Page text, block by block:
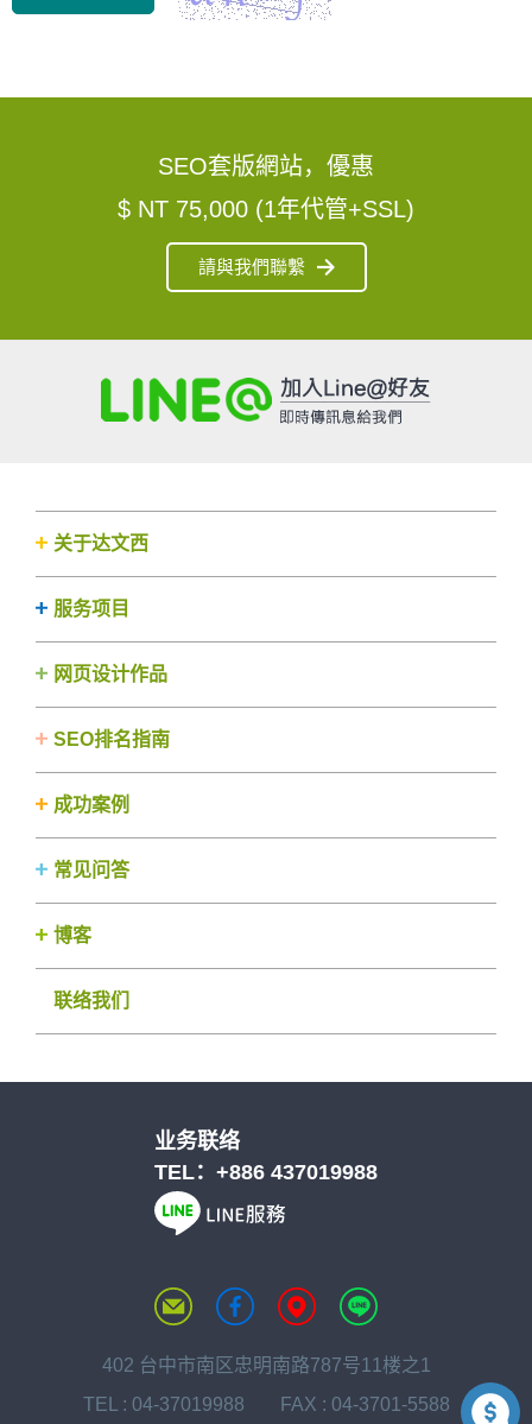
SEO套版網站，優惠
$ NT 75,000 (1年代管+SSL)
請與我們聯繫
关于达文西
服务项目
网页设计作品
SEO排名指南
成功案例
常见问答
博客
联络我们
业务联络
TEL： +886 437019988
402 台中市南区忠明南路787号11楼之1
TEL : 04-37019988 FAX : 04-3701-5588